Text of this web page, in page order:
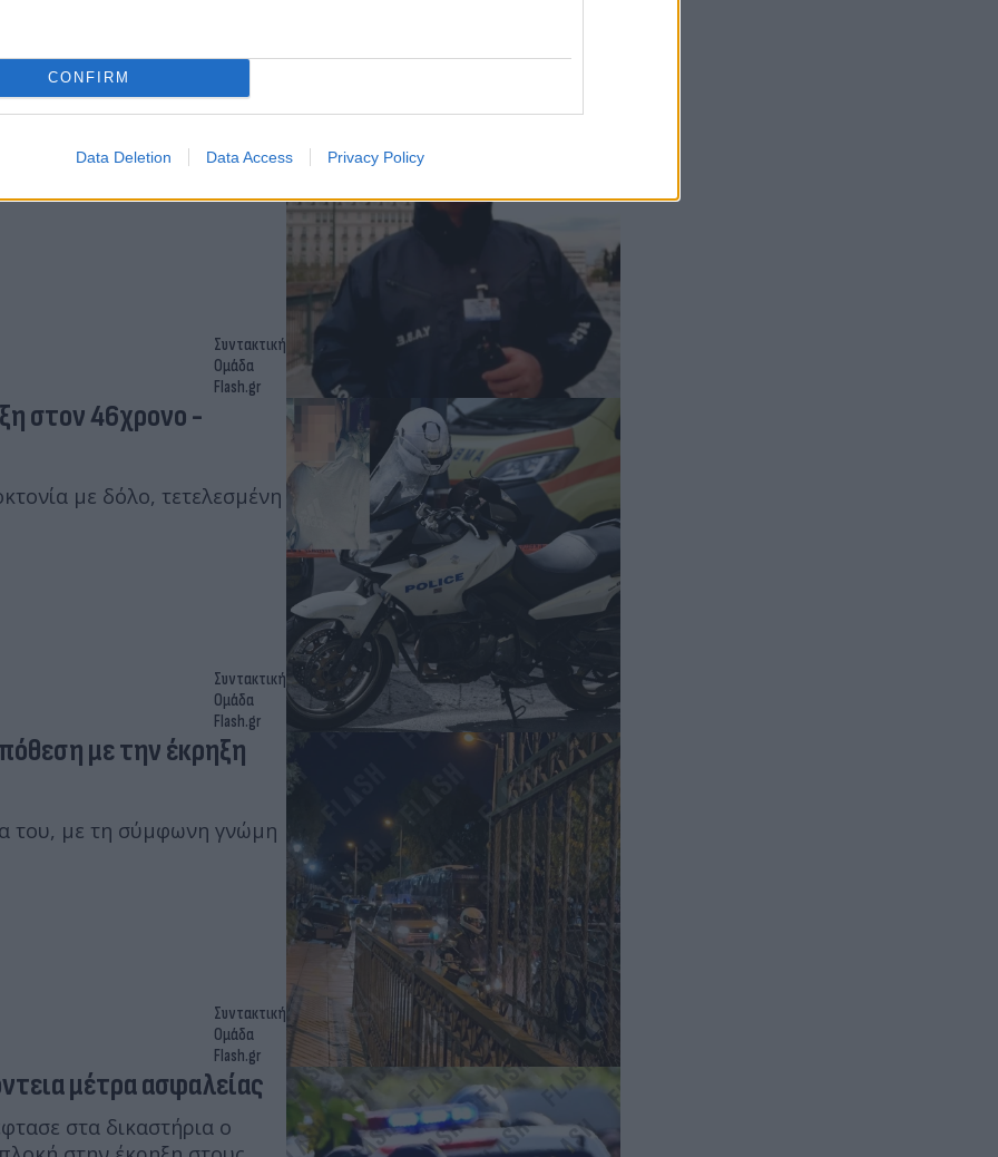
CONFIRM
Data Deletion Data Access Privacy Policy
Flash.gr
Βουλής: Το βαρύ
όπου νοσηλεύεται,
Συντακτική
Ομάδα
Flash.gr
στον 46χρονο -
με δόλο, τετελεσμένη
Συντακτική
Ομάδα
Flash.gr
με την έκρηξη
του, με τη σύμφωνη γνώμη
Συντακτική
Ομάδα
Flash.gr
μέτρα ασφαλείας
στα δικαστήρια ο